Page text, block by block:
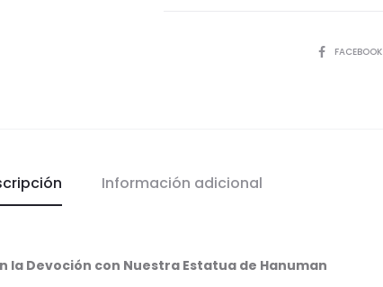
SHAREFACEBOOK
Información adicional
la Devoción con Nuestra Estatua de Hanuman